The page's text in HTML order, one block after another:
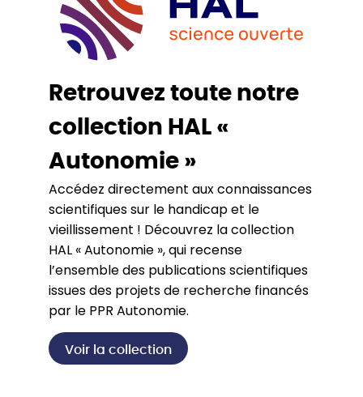
Retrouvez toute notre
collection HAL «
Autonomie »
Accédez directement aux connaissances
scientifiques sur le handicap et le
vieillissement ! Découvrez la collection
HAL « Autonomie », qui recense
l’ensemble des publications scientifiques
issues des projets de recherche financés
par le PPR Autonomie.
Voir la collection